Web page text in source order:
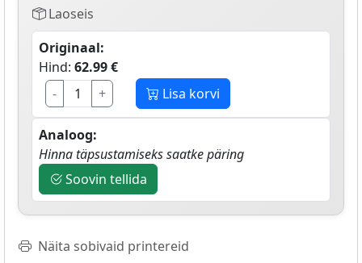
Laoseis
Originaal:
Hind: 62.99 €
-
+ Lisa korvi
Analoog:
Hinna täpsustamiseks saatke päring
Soovin tellida
Näita sobivaid printereid